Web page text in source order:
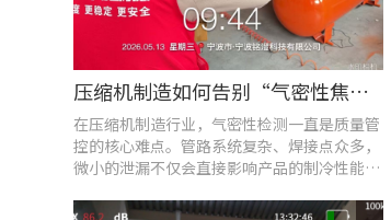
压缩机制造如何告别“气密性焦虑”?UT568F红外声热成像仪实战揭秘
在压缩机制造行业，气密性检测一直是质量管
控的核心难点。管路系统复杂、焊接点众多，
微小的泄漏不仅会直接影响产品的制冷性能和